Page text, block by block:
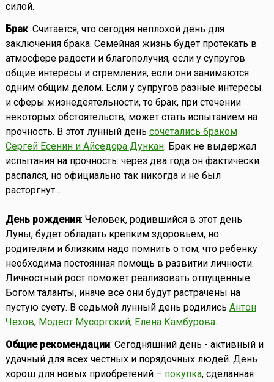
силой.
Брак: Считается, что сегодня неплохой день для
заключения брака. Семейная жизнь будет протекать в
атмосфере радости и благополучия, если у супругов
общие интересы и стремления, если они занимаются
одним общим делом. Если у супругов разные интересы
и сферы жизнедеятельности, то брак, при стечении
некоторых обстоятельств, может стать испытанием на
прочность. В этот лунный день сочетались браком
Сергей Есенин и Айседора Дункан. Брак не выдержал
испытания на прочность: через два года он фактически
распался, но официально так никогда и не был
расторгнут...
День рождения: Человек, родившийся в этот день
Луны, будет обладать крепким здоровьем, но
родителям и близким надо помнить о том, что ребенку
необходима постоянная помощь в развитии личности.
Личностный рост поможет реализовать отпущенные
Богом таланты, иначе все они будут растрачены на
пустую суету. В седьмой лунный день родились Антон
Чехов, Модест Мусоргский, Елена Камбурова.
Общие рекомендации: Сегодняшний день - активный и
удачный для всех честных и порядочных людей. День
хорош для новых приобретений – покупка, сделанная